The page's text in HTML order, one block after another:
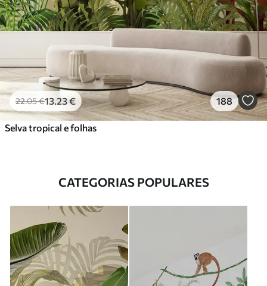
22.05€13 .23€ 188
Selva tropical e folhas
CATEGORIAS POPULARES